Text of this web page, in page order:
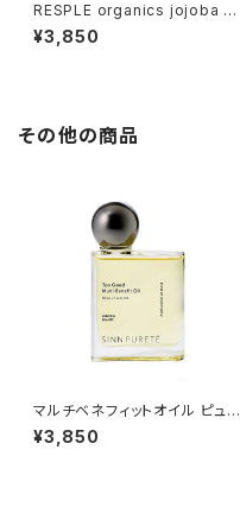
RESPLE organics jojoba Sk
in Oil 30ml
¥3,850
その他の商品
マルチベネフィットオイル ピュリ
フィケーションオブマインド
¥3,850